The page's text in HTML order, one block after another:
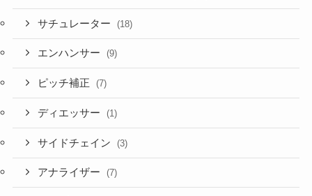
サチュレーター (18)
エンハンサー (9)
ピッチ補正 (7)
ディエッサー (1)
サイドチェイン (3)
アナライザー (7)